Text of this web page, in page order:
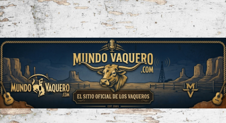
Skip
to
content